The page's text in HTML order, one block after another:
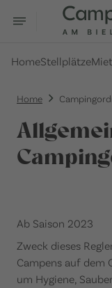
HomeStellplätze
Home
Ab Saison 2023
Zweck dieses
Campens auf dem
um Hygiene,